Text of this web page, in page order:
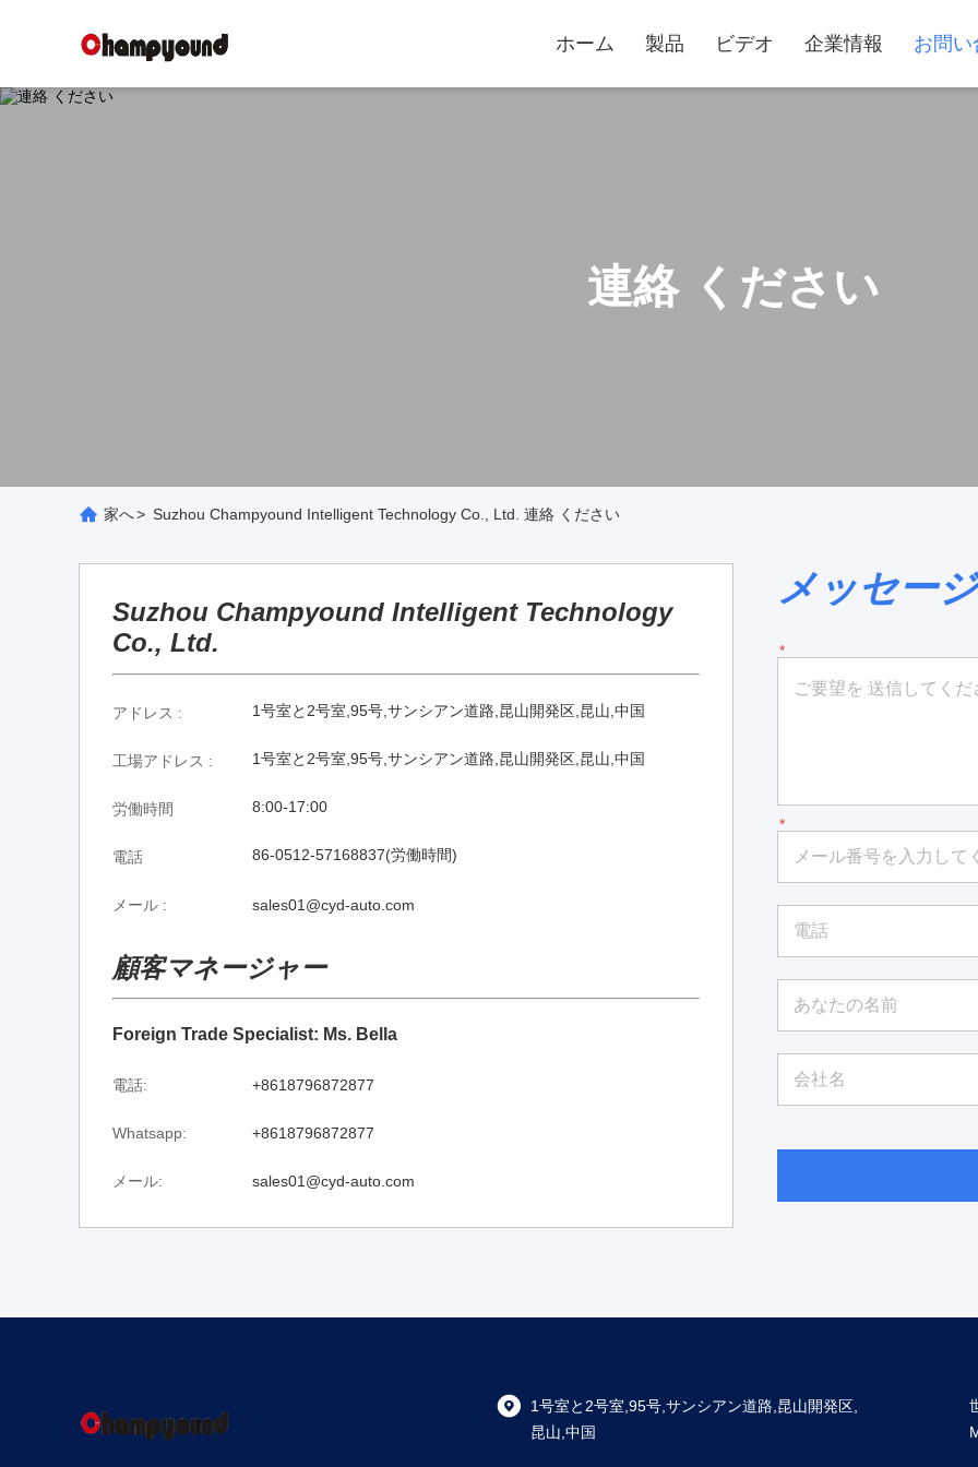
ホーム 製品 ビデオ 企業情報 お問い
連絡 ください
家へ> Suzhou Champyound Intelligent Technology Co., Ltd. 連絡 ください
Suzhou Champyound Intelligent Technology
Co., Ltd.
アドレス : 1号室と2号室,95号,サンシアン道路,昆山開発区,昆山,中国
工場アドレス : 1号室と2号室,95号,サンシアン道路,昆山開発区,昆山,中国
労働時間 8:00-17:00
電話 86-0512-57168837(労働時間)
メール : sales01@cyd-auto.com
顧客マネージャー
Foreign Trade Specialist: Ms. Bella
電話: +8618796872877
Whatsapp: +8618796872877
メール: sales01@cyd-auto.com
メッセー
1号室と2号室,95号,サンシアン道路,昆山開発区,
昆山,中国